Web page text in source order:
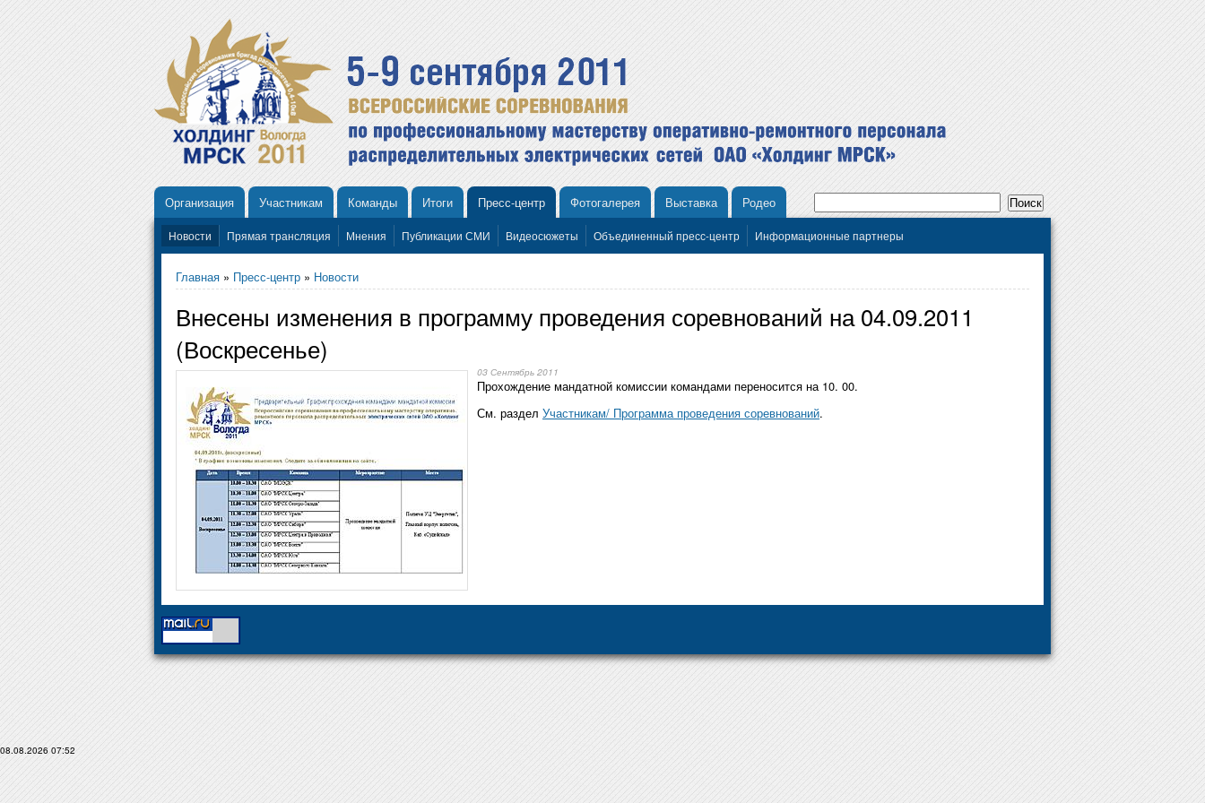
Организация Участникам Команды Итоги Пресс-центр Фотогалерея Выставка Родео
Новости Прямая трансляция Мнения Публикации СМИ Видеосюжеты Объединенный пресс-центр Информационные партнеры
Главная » Пресс-центр » Новости
Внесены изменения в программу проведения соревнований на 04.09.2011
(Воскресенье)
03 Сентябрь 2011
Прохождение мандатной комиссии командами переносится на 10. 00.
См. раздел Участникам/ Программа проведения соревнований.
08.08.2026 07:52